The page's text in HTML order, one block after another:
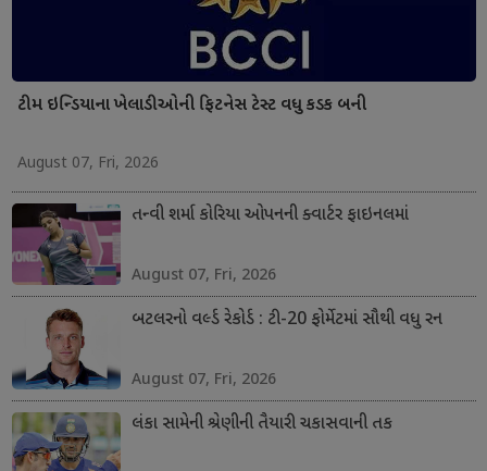
ટીમ ઇન્ડિયાના ખેલાડીઓની ફિટનેસ ટેસ્ટ વધુ કડક બની
August 07, Fri, 2026
તન્વી શર્મા કોરિયા ઓપનની ક્વાર્ટર ફાઇનલમાં
August 07, Fri, 2026
બટલરનો વર્લ્ડ રેકોર્ડ : ટી-20 ફોર્મેટમાં સૌથી વધુ રન
August 07, Fri, 2026
લંકા સામેની શ્રેણીની તૈયારી ચકાસવાની તક